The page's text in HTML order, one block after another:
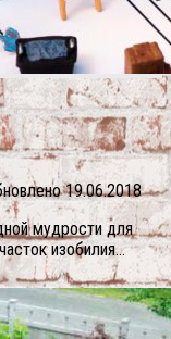
19.06.2018
мудрости для
изобилия…